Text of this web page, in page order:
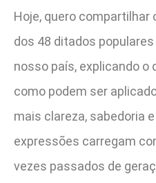
Hoje, quero
dos 48 ditados
nosso país, explicando o
como podem ser
mais clareza, sabedoria
expressões carregam
vezes passados de